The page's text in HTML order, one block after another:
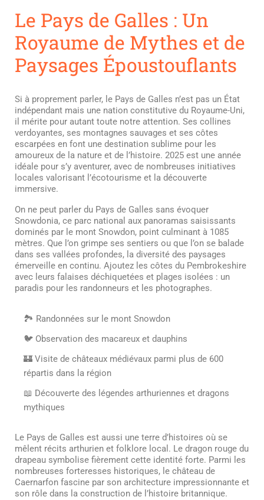
Le Pays de Galles : Un
Royaume de Mythes et de
Paysages Époustouflants
Si à proprement parler, le Pays de Galles n’est pas un État
indépendant mais une nation constitutive du Royaume-Uni,
il mérite pour autant toute notre attention. Ses collines
verdoyantes, ses montagnes sauvages et ses côtes
escarpées en font une destination sublime pour les
amoureux de la nature et de l’histoire. 2025 est une année
idéale pour s’y aventurer, avec de nombreuses initiatives
locales valorisant l’écotourisme et la découverte
immersive.
On ne peut parler du Pays de Galles sans évoquer
Snowdonia, ce parc national aux panoramas saisissants
dominés par le mont Snowdon, point culminant à 1085
mètres. Que l’on grimpe ses sentiers ou que l’on se balade
dans ses vallées profondes, la diversité des paysages
émerveille en continu. Ajoutez les côtes du Pembrokeshire
avec leurs falaises déchiquetées et plages isolées : un
paradis pour les randonneurs et les photographes.
🏞️ Randonnées sur le mont Snowdon
🐦 Observation des macareux et dauphins
🏰 Visite de châteaux médiévaux parmi plus de 600
répartis dans la région
📖 Découverte des légendes arthuriennes et dragons
mythiques
Le Pays de Galles est aussi une terre d’histoires où se
mêlent récits arthurien et folklore local. Le dragon rouge du
drapeau symbolise fièrement cette identité forte. Parmi les
nombreuses forteresses historiques, le château de
Caernarfon fascine par son architecture impressionnante et
son rôle dans la construction de l’histoire britannique.